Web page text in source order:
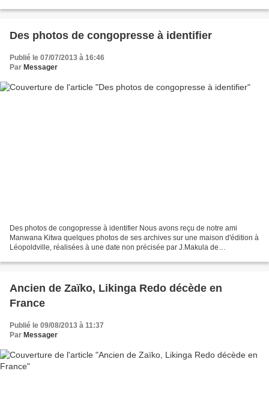
BATETELA...
Des photos de congopresse à identifier
Publié le 07/07/2013 à 16:46
Par Messager
Des photos de congopresse à identifier Nous avons reçu de notre ami
Manwana Kitwa quelques photos de ses archives sur une maison d'édition à
Léopoldville, réalisées à une date non précisée par J.Makula de
Ancien de Zaïko, Likinga Redo décède en
France
Publié le 09/08/2013 à 11:37
Par Messager